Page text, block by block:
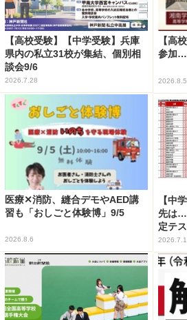
【高校受験】【中学受験】兵庫
県内の私立31校が集結、個別相
談会9/6
2026.7.28
【高
参加…
2026.8.5
医療✕消防、縫合デモやAED講
習も「おしごと体験博」9/5
2026.8.6
【中
先は…
定テ